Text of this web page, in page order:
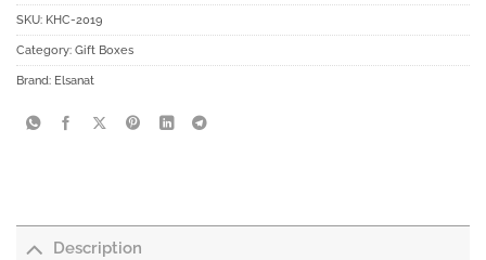
SKU: KHC-2019
Category: Gift Boxes
Brand: Elsanat
Description